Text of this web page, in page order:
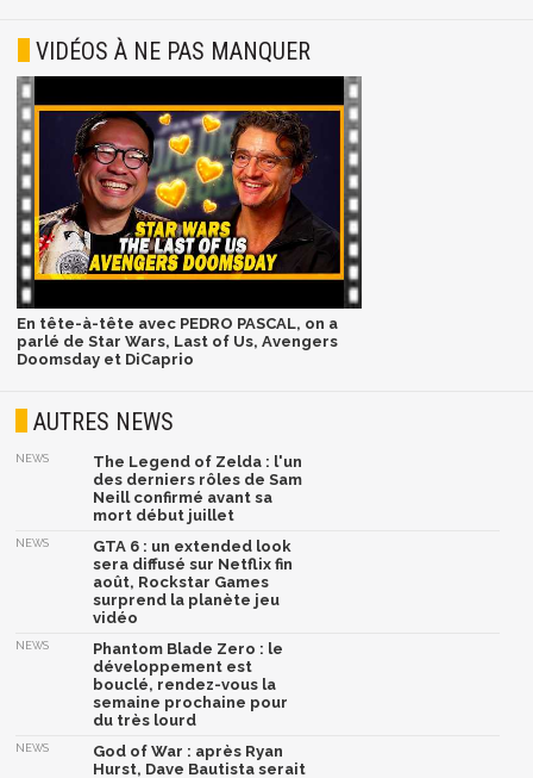
VIDÉOS À NE PAS MANQUER
En tête-à-tête avec PEDRO PASCAL, on a
parlé de Star Wars, Last of Us, Avengers
Doomsday et DiCaprio
AUTRES NEWS
NEWS
The Legend of Zelda : l'un
des derniers rôles de Sam
Neill confirmé avant sa
mort début juillet
NEWS
GTA 6 : un extended look
sera diffusé sur Netflix fin
août, Rockstar Games
surprend la planète jeu
vidéo
NEWS
Phantom Blade Zero : le
développement est
bouclé, rendez-vous la
semaine prochaine pour
du très lourd
NEWS
God of War : après Ryan
Hurst, Dave Bautista serait